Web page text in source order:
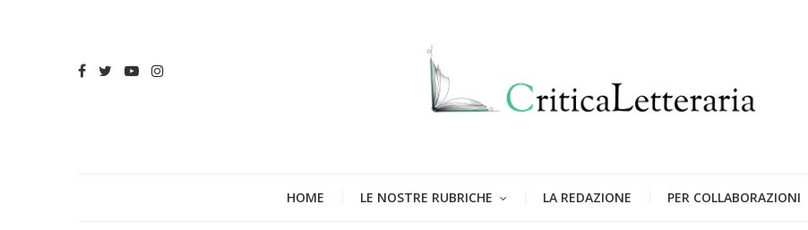
HOME LE NOSTRE RUBRICHE LA REDAZIONE PER COLLABORAZIONI